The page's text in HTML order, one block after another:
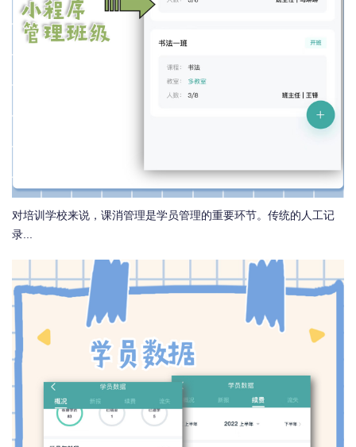
对培训学校来说，课消管理是学员管理的重要环节。传统的人工记
录...